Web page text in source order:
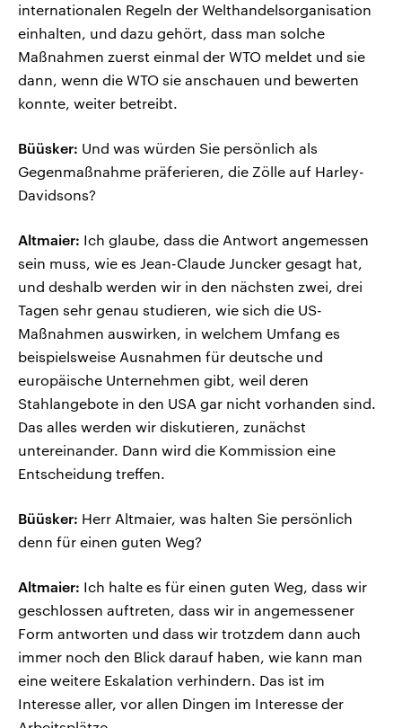
internationalen Regeln der Welthandelsorganisation
einhalten, und dazu gehört, dass man solche
Maßnahmen zuerst einmal der WTO meldet und sie
dann, wenn die WTO sie anschauen und bewerten
konnte, weiter betreibt.
Büüsker: Und was würden Sie persönlich als
Gegenmaßnahme präferieren, die Zölle auf Harley-
Davidsons?
Altmaier: Ich glaube, dass die Antwort angemessen
sein muss, wie es Jean-Claude Juncker gesagt hat,
und deshalb werden wir in den nächsten zwei, drei
Tagen sehr genau studieren, wie sich die US-
Maßnahmen auswirken, in welchem Umfang es
beispielsweise Ausnahmen für deutsche und
europäische Unternehmen gibt, weil deren
Stahlangebote in den USA gar nicht vorhanden sind.
Das alles werden wir diskutieren, zunächst
untereinander. Dann wird die Kommission eine
Entscheidung treffen.
Büüsker: Herr Altmaier, was halten Sie persönlich
denn für einen guten Weg?
Altmaier: Ich halte es für einen guten Weg, dass wir
geschlossen auftreten, dass wir in angemessener
Form antworten und dass wir trotzdem dann auch
immer noch den Blick darauf haben, wie kann man
eine weitere Eskalation verhindern. Das ist im
Interesse aller, vor allen Dingen im Interesse der